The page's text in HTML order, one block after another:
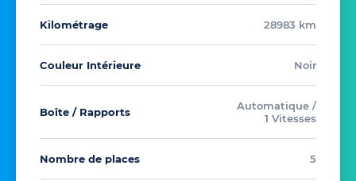
Kilométrage 28983 km
Couleur Intérieure Noir
Boîte / Rapports
Automatique /
1 Vitesses
Nombre de places 5